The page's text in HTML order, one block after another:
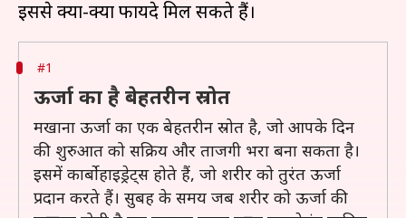
#1
ऊर्जा का है बेहतरीन स्रोत
मखाना ऊर्जा का एक बेहतरीन स्रोत है, जो आपके दिन
की शुरुआत को सक्रिय और ताजगी भरा बना सकता है।
इसमें कार्बोहाइड्रेट्स होते हैं, जो शरीर को तुरंत ऊर्जा
प्रदान करते हैं। सुबह के समय जब शरीर को ऊर्जा की